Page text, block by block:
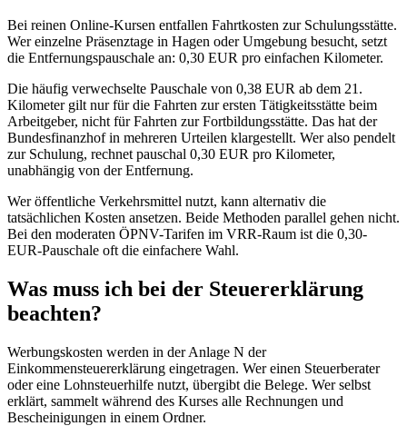
Bei reinen Online-Kursen entfallen Fahrtkosten zur Schulungsstätte.
Wer einzelne Präsenztage in Hagen oder Umgebung besucht, setzt
die Entfernungspauschale an: 0,30 EUR pro einfachen Kilometer.
Die häufig verwechselte Pauschale von 0,38 EUR ab dem 21.
Kilometer gilt nur für die Fahrten zur ersten Tätigkeitsstätte beim
Arbeitgeber, nicht für Fahrten zur Fortbildungsstätte. Das hat der
Bundesfinanzhof in mehreren Urteilen klargestellt. Wer also pendelt
zur Schulung, rechnet pauschal 0,30 EUR pro Kilometer,
unabhängig von der Entfernung.
Wer öffentliche Verkehrsmittel nutzt, kann alternativ die
tatsächlichen Kosten ansetzen. Beide Methoden parallel gehen nicht.
Bei den moderaten ÖPNV-Tarifen im VRR-Raum ist die 0,30-
EUR-Pauschale oft die einfachere Wahl.
Was muss ich bei der Steuererklärung
beachten?
Werbungskosten werden in der Anlage N der
Einkommensteuererklärung eingetragen. Wer einen Steuerberater
oder eine Lohnsteuerhilfe nutzt, übergibt die Belege. Wer selbst
erklärt, sammelt während des Kurses alle Rechnungen und
Bescheinigungen in einem Ordner.